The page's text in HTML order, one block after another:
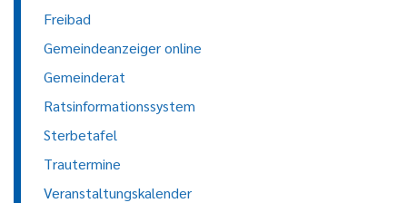
Freibad
Gemeindeanzeiger online
Gemeinderat
Ratsinformationssystem
Sterbetafel
Trautermine
Veranstaltungskalender